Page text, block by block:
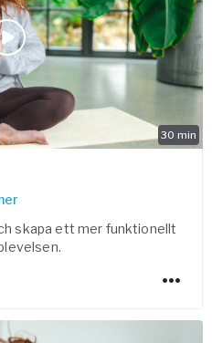
30 min
skapa ett mer funktionellt